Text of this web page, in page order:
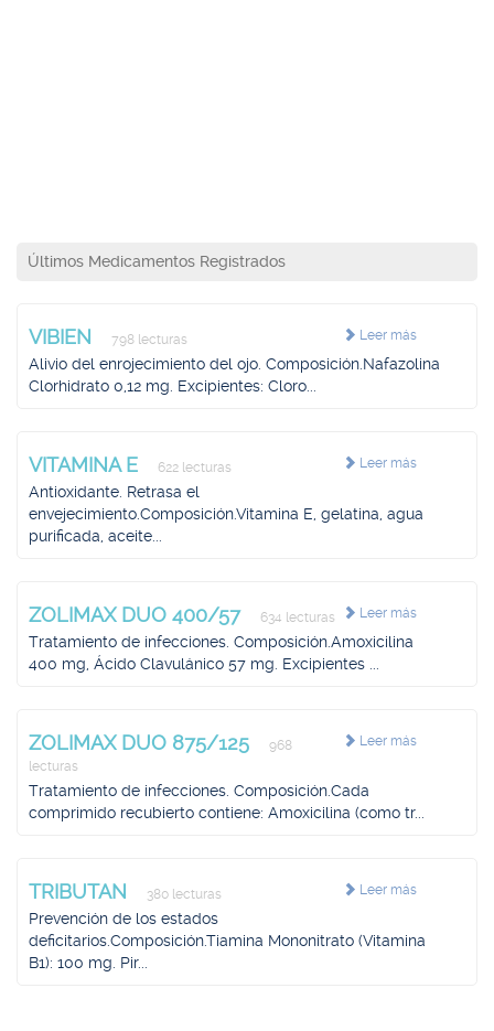
Últimos Medicamentos Registrados
Leer más
VIBIEN 798 lecturas
Alivio del enrojecimiento del ojo. Composición.Nafazolina
Clorhidrato 0,12 mg. Excipientes: Cloro...
Leer más
VITAMINA E 622 lecturas
Antioxidante. Retrasa el
envejecimiento.Composición.Vitamina E, gelatina, agua
purificada, aceite...
Leer más
ZOLIMAX DUO 400/57 634 lecturas
Tratamiento de infecciones. Composición.Amoxicilina
400 mg, Ácido Clavulánico 57 mg. Excipientes ...
Leer más
ZOLIMAX DUO 875/125
968
lecturas
Tratamiento de infecciones. Composición.Cada
comprimido recubierto contiene: Amoxicilina (como tr...
Leer más
TRIBUTAN 380 lecturas
Prevención de los estados
deficitarios.Composición.Tiamina Mononitrato (Vitamina
B1): 100 mg. Pir...